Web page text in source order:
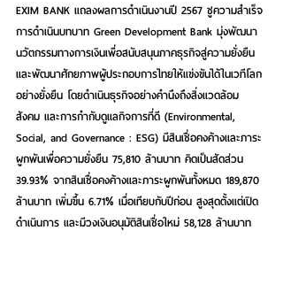
EXIM BANK แถลงผลการดำเนินงานปี 2567 ชูความสำเร็จ
การดำเนินบทบาท Green Development Bank มุ่งพัฒนา
นวัตกรรมทางการเงินเพื่อสนับสนุนภาคธุรกิจสู่ความยั่งยืน
และพัฒนาศักยภาพผู้ประกอบการไทยให้แข่งขันได้ในเวทีโลก
อย่างยั่งยืน โดยดำเนินธุรกิจอย่างคำนึงถึงสิ่งแวดล้อม
สังคม และการกำกับดูแลกิจการที่ดี (Environmental,
Social, and Governance : ESG) มีสินเชื่อคงค้างและภาระ
ผูกพันเพื่อความยั่งยืน 75,810 ล้านบาท คิดเป็นสัดส่วน
39.93% จากสินเชื่อคงค้างและภาระผูกพันทั้งหมด 189,870
ล้านบาท เพิ่มขึ้น 6.71% เมื่อเทียบกับปีก่อน สูงสุดตั้งแต่เปิด
ดำเนินการ และมีวงเงินอนุมัติสินเชื่อใหม่ 58,128 ล้านบาท